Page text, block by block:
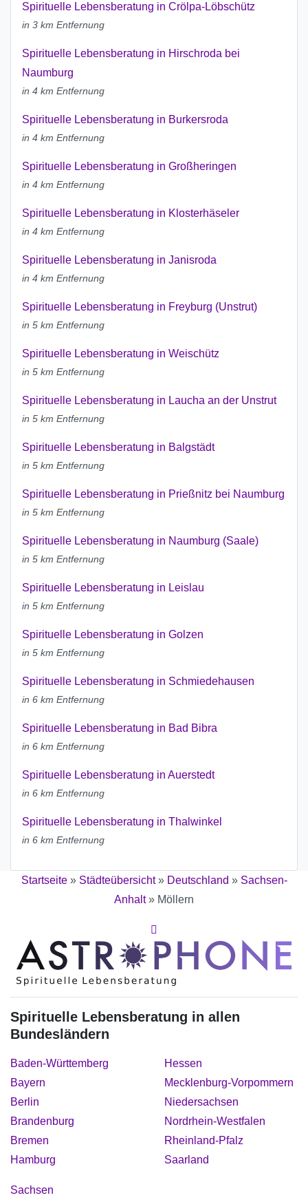
Spirituelle Lebensberatung in Crölpa-Löbschütz
in 3 km Entfernung
Spirituelle Lebensberatung in Hirschroda bei
Naumburg
in 4 km Entfernung
Spirituelle Lebensberatung in Burkersroda
in 4 km Entfernung
Spirituelle Lebensberatung in Großheringen
in 4 km Entfernung
Spirituelle Lebensberatung in Klosterhäseler
in 4 km Entfernung
Spirituelle Lebensberatung in Janisroda
in 4 km Entfernung
Spirituelle Lebensberatung in Freyburg (Unstrut)
in 5 km Entfernung
Spirituelle Lebensberatung in Weischütz
in 5 km Entfernung
Spirituelle Lebensberatung in Laucha an der Unstrut
in 5 km Entfernung
Spirituelle Lebensberatung in Balgstädt
in 5 km Entfernung
Spirituelle Lebensberatung in Prießnitz bei Naumburg
in 5 km Entfernung
Spirituelle Lebensberatung in Naumburg (Saale)
in 5 km Entfernung
Spirituelle Lebensberatung in Leislau
in 5 km Entfernung
Spirituelle Lebensberatung in Golzen
in 5 km Entfernung
Spirituelle Lebensberatung in Schmiedehausen
in 6 km Entfernung
Spirituelle Lebensberatung in Bad Bibra
in 6 km Entfernung
Spirituelle Lebensberatung in Auerstedt
in 6 km Entfernung
Spirituelle Lebensberatung in Thalwinkel
in 6 km Entfernung
Startseite» Städteübersicht» Deutschland » Sachsen-
Anhalt» Möllern
Spirituelle Lebensberatung in allen
Bundesländern
Baden-Württemberg
Bayern
Berlin
Brandenburg
Bremen
Hamburg
Hessen
Mecklenburg-Vorpommern
Niedersachsen
Nordrhein-Westfalen
Rheinland-Pfalz
Saarland
Sachsen